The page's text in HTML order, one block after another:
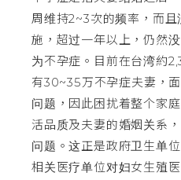
周维持2~3次的频率，而
施，超过一年以上，仍然
为不孕症。目前在台湾約
有30~35万不孕症夫妻，
问题，因此困扰着整个家
活品质及夫妻的婚姻关系
问题。这正是政府卫生单
相关医疗单位对妇女生殖